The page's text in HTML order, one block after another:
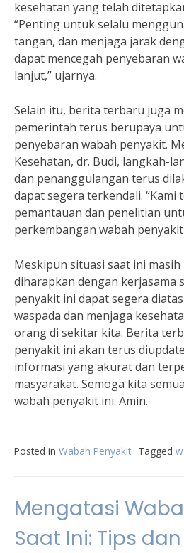
kesehatan yang telah
“Penting untuk selalu
tangan, dan menjaga jarak
dapat mencegah penyebaran
lanjut,” ujarnya.
Selain itu, berita terbaru juga
pemerintah terus berupaya
penyebaran wabah penyakit.
Kesehatan, dr. Budi, langkah-
dan penanggulangan terus
dapat segera terkendali. “Kami
pemantauan dan penelitian
perkembangan wabah penyakit
Meskipun situasi saat ini
diharapkan dengan kerjasama
penyakit ini dapat segera
waspada dan menjaga
orang di sekitar kita. Berita
penyakit ini akan terus
informasi yang akurat dan
masyarakat. Semoga kita
wabah penyakit ini. Amin.
Posted in Wabah Penyakit Tagged
Mengatasi
Saat Ini: Tips